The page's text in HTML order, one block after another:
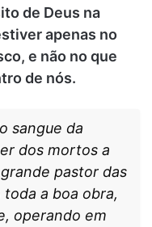
de Deus na
apenas no
e não no que
de nós.
sangue da
dos mortos a
pastor das
a boa obra,
operando em